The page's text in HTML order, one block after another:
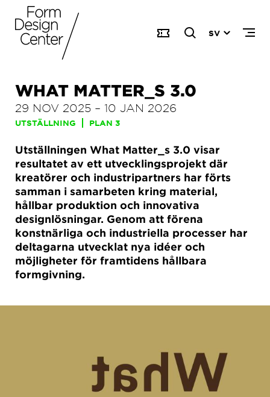
SV
WHAT MATTER_S 3.0
29 NOV 2025 – 10 JAN 2026
UTSTÄLLNING PLAN 3
Utställningen What Matter_s 3.0 visar
resultatet av ett utvecklingsprojekt där
kreatörer och industripartners har förts
samman i samarbeten kring material,
hållbar produktion och innovativa
designlösningar. Genom att förena
konstnärliga och industriella processer har
deltagarna utvecklat nya idéer och
möjligheter för framtidens hållbara
formgivning.